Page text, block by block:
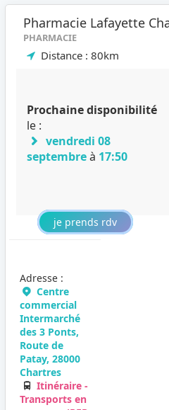
Pharmacie Lafayette
PHARMACIE
Distance : 80km
Prochaine disponibilité
le :
vendredi 08
septembreà 17:50
je prends rdv
Adresse :
Centre
commercial
Intermarché
des 3 Ponts,
Route de
Patay, 28000
Chartres
Itinéraire -
Transports en